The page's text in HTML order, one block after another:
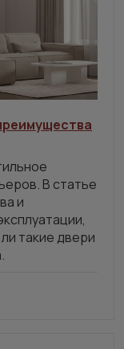
В статье
и
такие двери